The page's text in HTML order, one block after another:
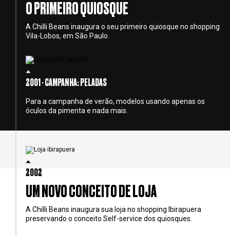
O PRIMEIRO QUIOSQUE
A Chilli Beans inaugura o seu primeiro quiosque no shopping
Vila-Lobos, em São Paulo.
2001 - CAMPANHA: PELADAS
Para a campanha de verão, modelos usando apenas os
óculos da pimenta e nada mais.
2002
UM NOVO CONCEITO DE LOJA
A Chilli Beans inaugura sua loja no shopping Ibirapuera
preservando o conceito Self-service dos quiosques.